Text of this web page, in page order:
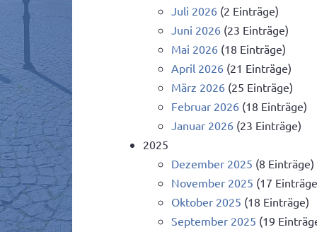
Juli 2026 (2 Einträge)
Juni 2026 (23 Einträge)
Mai 2026 (18 Einträge)
April 2026 (21 Einträge)
März 2026 (25 Einträge)
Februar 2026 (18 Einträge)
Januar 2026 (23 Einträge)
2025
Dezember 2025 (8 Einträge)
November 2025 (17
Oktober 2025 (18 Einträge)
September 2025 (19